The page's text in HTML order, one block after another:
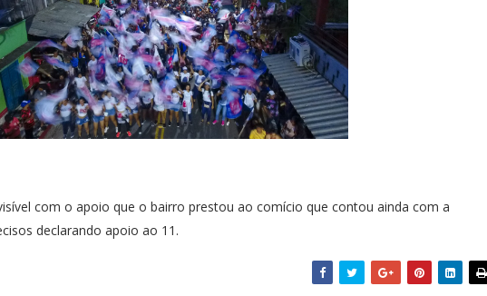
com o apoio que o bairro prestou ao comício que contou ainda com a
declarando apoio ao 11.